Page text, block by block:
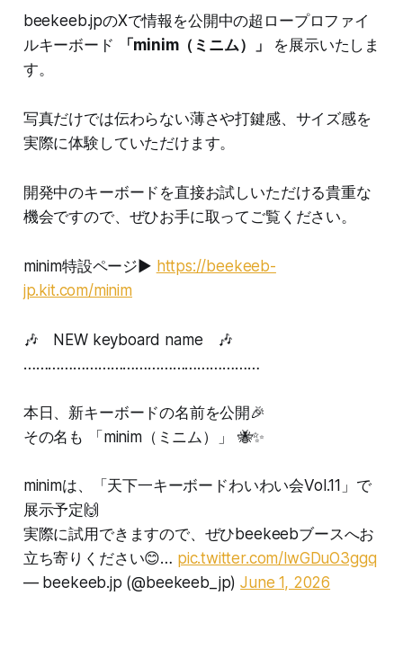
beekeeb.jpのXで情報を公開中の超ロープロファイ
ルキーボード
「minim（ミニム）」
を展示いたしま
す。
写真だけでは伝わらない薄さや打鍵感、サイズ感を
実際に体験していただけます。
開発中のキーボードを直接お試しいただける貴重な
機会ですので、ぜひお手に取ってご覧ください。
minim特設ページ▶︎ https://beekeeb-
jp.kit.com/minim
🎶 NEW keyboard name 🎶
…………………………………………………
本日、新キーボードの名前を公開🎉
その名も 「minim（ミニム）」 🐝✨
minimは、「天下一キーボードわいわい会Vol.11」で
展示予定🙌
実際に試用できますので、ぜひbeekeebブースへお
立ち寄りください😊… pic.twitter.com/lwGDuO3ggq
— beekeeb.jp (@beekeeb_jp)June 1, 2026